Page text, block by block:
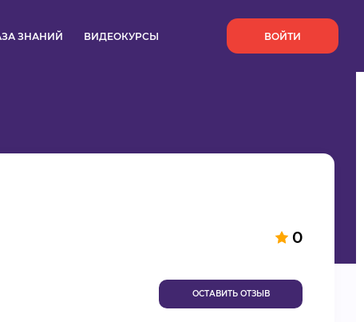
ЗНАНИЙ ВИДЕОКУРСЫ ВОЙТИ
0
ОСТАВИТЬ ОТЗЫВ